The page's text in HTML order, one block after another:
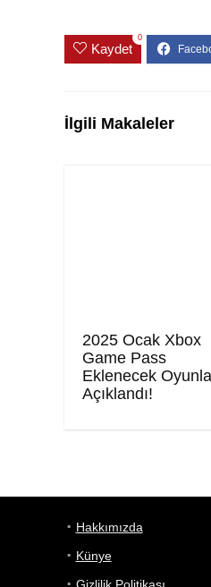
Kaydet
0
İlgili Makaleler
2025 Ocak Xbox
Game Pass
Eklenecek
Açıklandı!
Hakkımızda
Künye